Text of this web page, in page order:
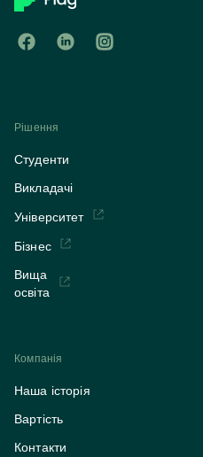
Рішення
Студенти
Викладачі
Університет
Бізнес
Вища
освіта
Компанія
Наша історія
Вартість
Контакти